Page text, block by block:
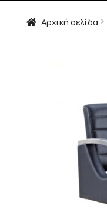
Αρχική σελίδα